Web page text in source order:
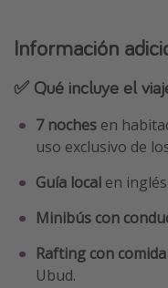
Información
✅ Qué incluye el
7 noches en
uso exclusivo de
Guía local en
Minibús con
Rafting con comida
Ubud.